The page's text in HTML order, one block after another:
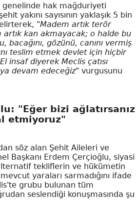
genelinde hak mağduriyeti
yakını sayısının yaklaşık 5 bin
"Madem artık terör
kan akmayacak; o halde bu
bacağını, gözünü, canını vermiş
teslim etmek devlet için hiçbir
insaf diyerek Meclis çatısı
devam edeceğiz" vurgusunu
"Eğer bizi ağlatırsanız
etmiyoruz"
söz alan Şehit Aileleri ve
Başkanı Erdem Çerçioğlu, siyasi
tekliflerin ve hükümetin
yaraları sarmadığını ifade
grubu bulunan tüm
seslendiği konuşmasında şu